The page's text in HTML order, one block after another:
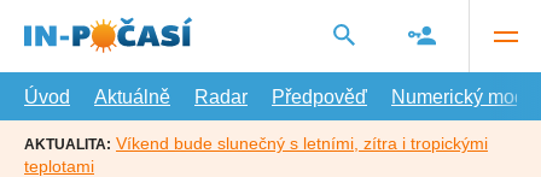
hlavní
Úvod
Aktuálně Radar Předpověď Numerický model
AKTUALITA: Víkend bude slunečný s letními, zítra i tropickými
teplotami